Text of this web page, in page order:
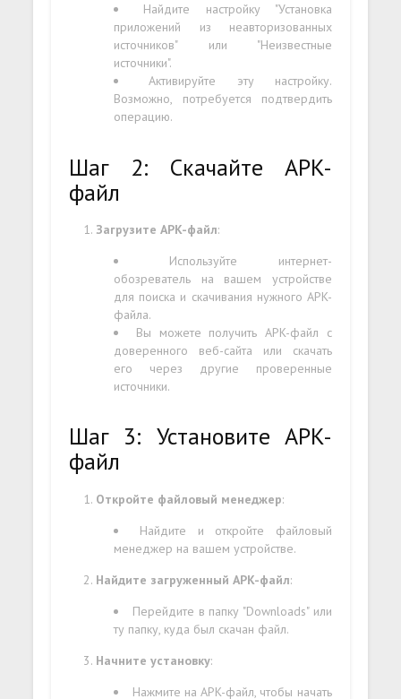
Найдите настройку "Установка
приложений из неавторизованных
источников" или "Неизвестные
источники".
Активируйте эту настройку.
Возможно, потребуется подтвердить
операцию.
Шаг 2: Скачайте APK-
файл
Загрузите APK-файл:
Используйте интернет-
обозреватель на вашем устройстве
для поиска и скачивания нужного APK-
файла.
Вы можете получить APK-файл с
доверенного веб-сайта или скачать
его через другие проверенные
источники.
Шаг 3: Установите APK-
файл
Откройте файловый менеджер:
Найдите и откройте файловый
менеджер на вашем устройстве.
Найдите загруженный APK-файл:
Перейдите в папку "Downloads" или
ту папку, куда был скачан файл.
Начните установку:
Нажмите на APK-файл, чтобы начать